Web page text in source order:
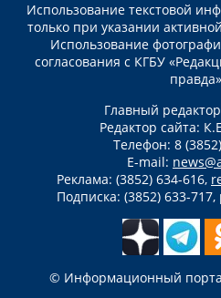
Использование текстовой
только при указании
Использование
согласования с КГБУ
правда»
Главный
Редактор сайта:
Телефон: 8
E-mail:
Реклама: (3852) 634-616,
Подписка: (3852) 633-717,
© Информационный